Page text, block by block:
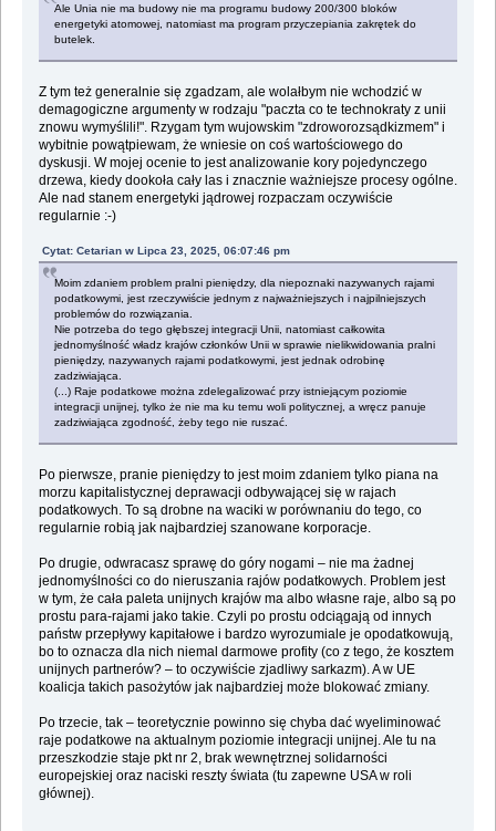
Ale Unia nie ma budowy nie ma programu budowy 200/300 bloków
energetyki atomowej, natomiast ma program przyczepiania zakrętek do
butelek.
Z tym też generalnie się zgadzam, ale wolałbym nie wchodzić w
demagogiczne argumenty w rodzaju "paczta co te technokraty z unii
znowu wymyślili!". Rzygam tym wujowskim "zdroworozsądkizmem" i
wybitnie powątpiewam, że wniesie on coś wartościowego do
dyskusji. W mojej ocenie to jest analizowanie kory pojedynczego
drzewa, kiedy dookoła cały las i znacznie ważniejsze procesy ogólne.
Ale nad stanem energetyki jądrowej rozpaczam oczywiście
regularnie :-)
Cytat: Cetarian w Lipca 23, 2025, 06:07:46 pm
Moim zdaniem problem pralni pieniędzy, dla niepoznaki nazywanych rajami
podatkowymi, jest rzeczywiście jednym z najważniejszych i najpilniejszych
problemów do rozwiązania.
Nie potrzeba do tego głębszej integracji Unii, natomiast całkowita
jednomyślność władz krajów członków Unii w sprawie nielikwidowania pralni
pieniędzy, nazywanych rajami podatkowymi, jest jednak odrobinę
zadziwiająca.
(...) Raje podatkowe można zdelegalizować przy istniejącym poziomie
integracji unijnej, tylko że nie ma ku temu woli politycznej, a wręcz panuje
zadziwiająca zgodność, żeby tego nie ruszać.
Po pierwsze, pranie pieniędzy to jest moim zdaniem tylko piana na
morzu kapitalistycznej deprawacji odbywającej się w rajach
podatkowych. To są drobne na waciki w porównaniu do tego, co
regularnie robią jak najbardziej szanowane korporacje.
Po drugie, odwracasz sprawę do góry nogami – nie ma żadnej
jednomyślności co do nieruszania rajów podatkowych. Problem jest
w tym, że cała paleta unijnych krajów ma albo własne raje, albo są po
prostu para-rajami jako takie. Czyli po prostu odciągają od innych
państw przepływy kapitałowe i bardzo wyrozumiale je opodatkowują,
bo to oznacza dla nich niemal darmowe profity (co z tego, że kosztem
unijnych partnerów? – to oczywiście zjadliwy sarkazm). A w UE
koalicja takich pasożytów jak najbardziej może blokować zmiany.
Po trzecie, tak – teoretycznie powinno się chyba dać wyeliminować
raje podatkowe na aktualnym poziomie integracji unijnej. Ale tu na
przeszkodzie staje pkt nr 2, brak wewnętrznej solidarności
europejskiej oraz naciski reszty świata (tu zapewne USA w roli
głównej).